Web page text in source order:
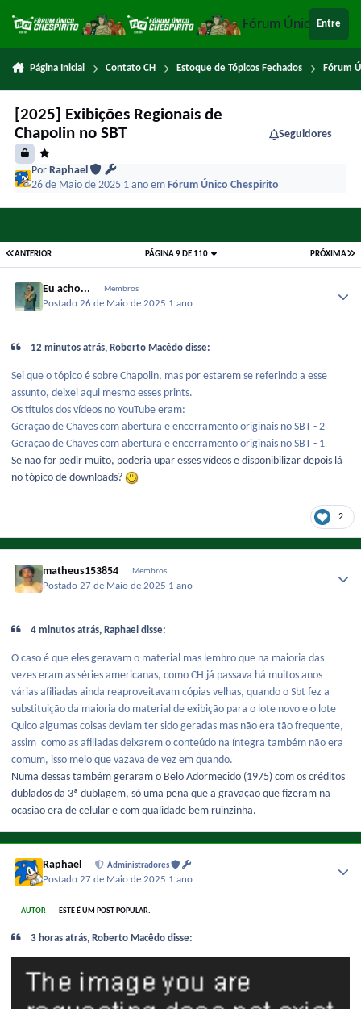
Fórum ÚnicoEntre
Página Inicial Contato CH Estoque de Tópicos Fechados Fórum
[2025] Exibições Regionais de
Chapolin no SBT
Seguidores
PorRaphael
26 de Maio de 2025 1 anoemFórum Único Chespirito
ANTERIOR PRÓXIMA
PÁGINA 9 DE 110
Eu acho... Membros
Postado26 de Maio de 2025 1 ano
12 minutos atrás, Roberto Macêdo disse:
Sei que o tópico é sobre Chapolin, mas por estarem se referindo a esse
assunto, deixei aqui mesmo esses prints.
Os títulos dos vídeos no YouTube eram:
Geração de Chaves com abertura e encerramento originais no SBT - 2
Geração de Chaves com abertura e encerramento originais no SBT - 1
Se não for pedir muito, poderia upar esses vídeos e disponibilizar depois lá
no tópico de downloads?
2
matheus153854 Membros
Postado27 de Maio de 2025 1 ano
4 minutos atrás, Raphael disse:
O caso é que eles geravam o material mas lembro que na maioria das
vezes eram as séries americanas, como CH já passava há muitos anos
várias afiliadas ainda reaproveitavam cópias velhas, quando o Sbt fez a
substituição da maioria do material de exibição para o lote novo e o lote
Quico algumas coisas deviam ter sido geradas mas não era tão frequente,
assim como as afiliadas deixarem o conteúdo na íntegra também não era
comum, isso meio que vazava de vez em quando.
Numa dessas também geraram o Belo Adormecido (1975) com os créditos
dublados da 3ª dublagem, só uma pena que a gravação que fizeram na
ocasião era de celular e com qualidade bem ruinzinha.
Raphael Administradores
Postado27 de Maio de 2025 1 ano
AUTOR ESTE É UM POST POPULAR.
3 horas atrás, Roberto Macêdo disse: